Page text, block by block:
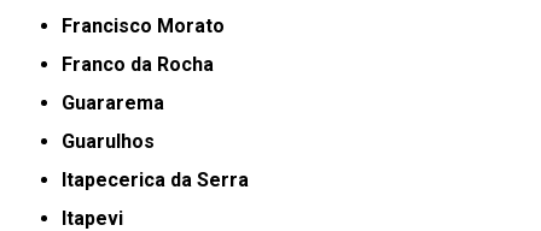
Francisco Morato
Franco da Rocha
Guararema
Guarulhos
Itapecerica da Serra
Itapevi